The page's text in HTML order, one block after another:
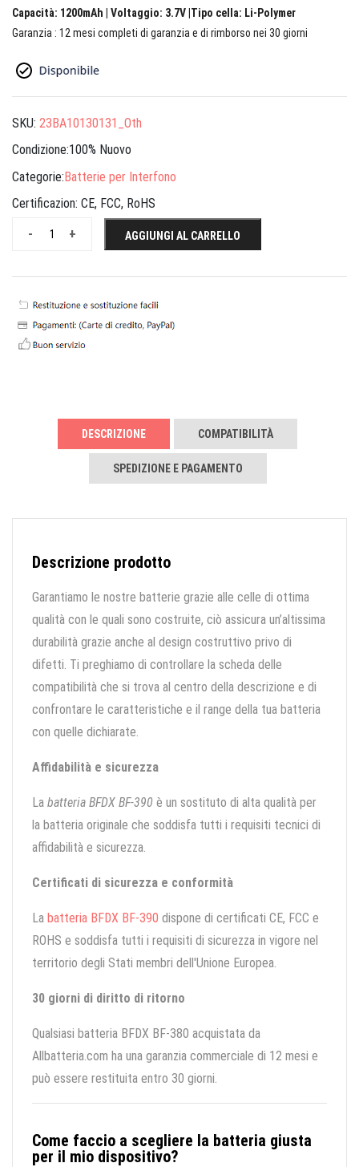
Capacità: 1200mAh | Voltaggio: 3.7V |Tipo cella: Li-Polymer
Garanzia : 12 mesi completi di garanzia e di rimborso nei 30 giorni
SKU: 23BA10130131_Oth
Condizione:100% Nuovo
Categorie:Batterie per Interfono
Certificazion: CE, FCC, RoHS
+
- AGGIUNGI AL CARRELLO
DESCRIZIONE COMPATIBILITÀ
SPEDIZIONE E PAGAMENTO
Descrizione prodotto
Garantiamo le nostre batterie grazie alle celle di ottima
qualità con le quali sono costruite, ciò assicura un’altissima
durabilità grazie anche al design costruttivo privo di
difetti. Ti preghiamo di controllare la scheda delle
compatibilità che si trova al centro della descrizione e di
confrontare le caratteristiche e il range della tua batteria
con quelle dichiarate.
Affidabilità e sicurezza
La batteria BFDX BF-390 è un sostituto di alta qualità per
la batteria originale che soddisfa tutti i requisiti tecnici di
affidabilità e sicurezza.
Certificati di sicurezza e conformità
La batteria BFDX BF-390 dispone di certificati CE, FCC e
ROHS e soddisfa tutti i requisiti di sicurezza in vigore nel
territorio degli Stati membri dell'Unione Europea.
30 giorni di diritto di ritorno
Qualsiasi batteria BFDX BF-380 acquistata da
Allbatteria.com ha una garanzia commerciale di 12 mesi e
può essere restituita entro 30 giorni.
Come faccio a scegliere la batteria giusta
per il mio dispositivo?